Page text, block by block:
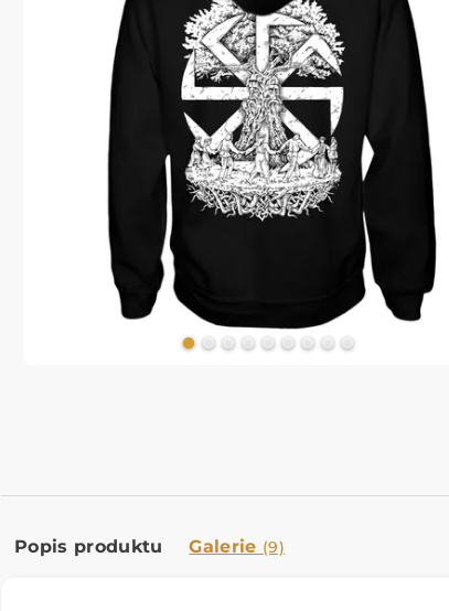
Popis produktu Galerie (9)